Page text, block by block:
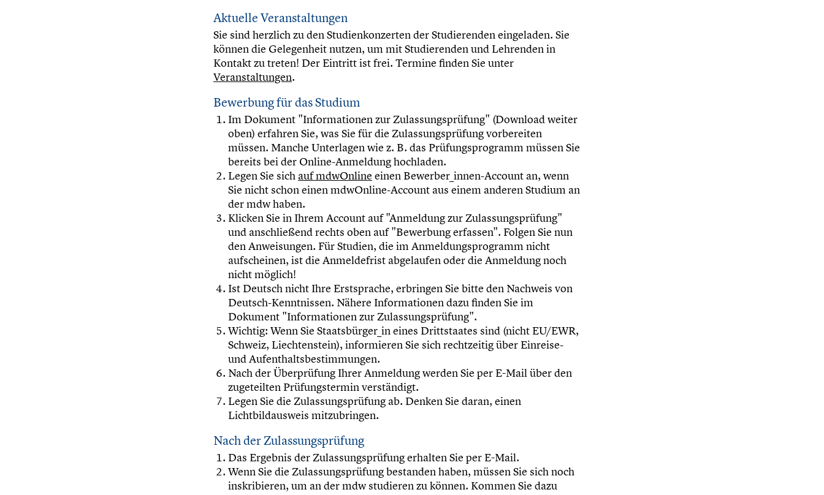
Aktuelle Veranstaltungen
Sie sind herzlich zu den Studienkonzerten der Studierenden eingeladen. Sie
können die Gelegenheit nutzen, um mit Studierenden und Lehrenden in
Kontakt zu treten! Der Eintritt ist frei. Termine finden Sie unter
Veranstaltungen.
Bewerbung für das Studium
Im Dokument "Informationen zur Zulassungsprüfung" (Download weiter
oben) erfahren Sie, was Sie für die Zulassungsprüfung vorbereiten
müssen. Manche Unterlagen wie z. B. das Prüfungsprogramm müssen Sie
bereits bei der Online-Anmeldung hochladen.
Legen Sie sich auf mdwOnline einen Bewerber_innen-Account an, wenn
Sie nicht schon einen mdwOnline-Account aus einem anderen Studium an
der mdw haben.
Klicken Sie in Ihrem Account auf "Anmeldung zur Zulassungsprüfung"
und anschließend rechts oben auf "Bewerbung erfassen". Folgen Sie nun
den Anweisungen. Für Studien, die im Anmeldungsprogramm nicht
aufscheinen, ist die Anmeldefrist abgelaufen oder die Anmeldung noch
nicht möglich!
Ist Deutsch nicht Ihre Erstsprache, erbringen Sie bitte den Nachweis von
Deutsch-Kenntnissen. Nähere Informationen dazu finden Sie im
Dokument "Informationen zur Zulassungsprüfung".
Wichtig: Wenn Sie Staatsbürger_in eines Drittstaates sind (nicht EU/EWR,
Schweiz, Liechtenstein), informieren Sie sich rechtzeitig über Einreise-
und Aufenthaltsbestimmungen.
Nach der Überprüfung Ihrer Anmeldung werden Sie per E-Mail über den
zugeteilten Prüfungstermin verständigt.
Legen Sie die Zulassungsprüfung ab. Denken Sie daran, einen
Lichtbildausweis mitzubringen.
Nach der Zulassungsprüfung
Das Ergebnis der Zulassungsprüfung erhalten Sie per E-Mail.
Wenn Sie die Zulassungsprüfung bestanden haben, müssen Sie sich noch
inskribieren, um an der mdw studieren zu können. Kommen Sie dazu